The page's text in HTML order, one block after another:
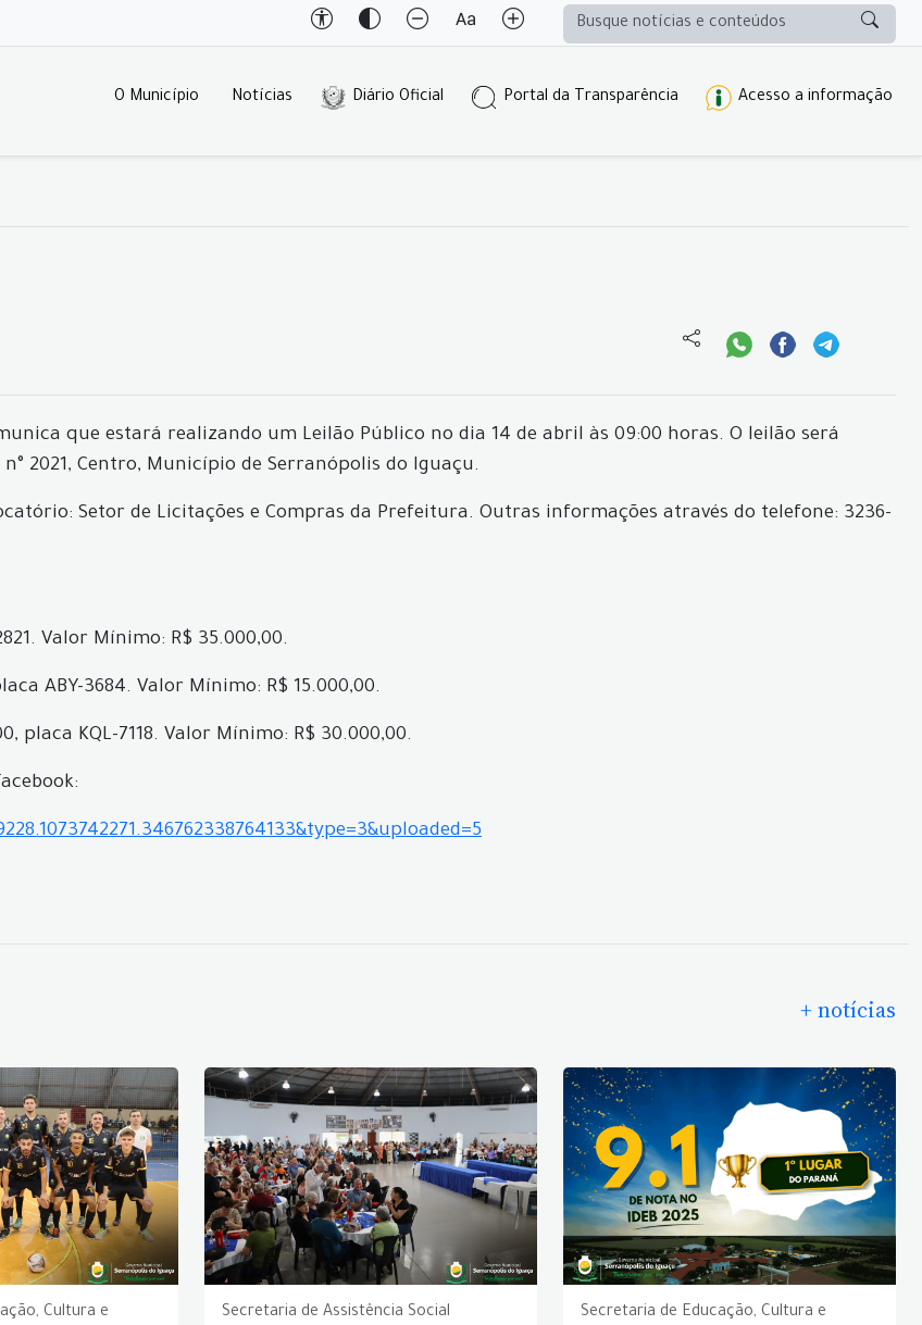
O Município Notícias Diário Oficial Portal da Transparência Acesso a informação
que estará realizando um Leilão Público no dia 14 de abril às 09:00 horas. O leilão será
2021, Centro, Município de Serranópolis do Iguaçu.
Setor de Licitações e Compras da Prefeitura. Outras informações através do telefone: 3236-
Valor Mínimo: R$ 35.000,00.
ABY-3684. Valor Mínimo: R$ 15.000,00.
placa KQL-7118. Valor Mínimo: R$ 30.000,00.
+ notícias
Cultura e
Secretaria de Assistência Social
Secretaria de Educação, Cultura e